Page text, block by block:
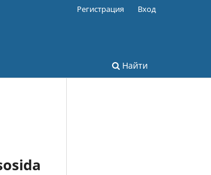
Найти
Регистрация Вход